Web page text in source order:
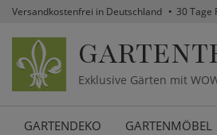
Versandkostenfrei in Deutschland 30 Tage
Exklusive Gärten mit
GARTENDEKO GARTENMÖBEL